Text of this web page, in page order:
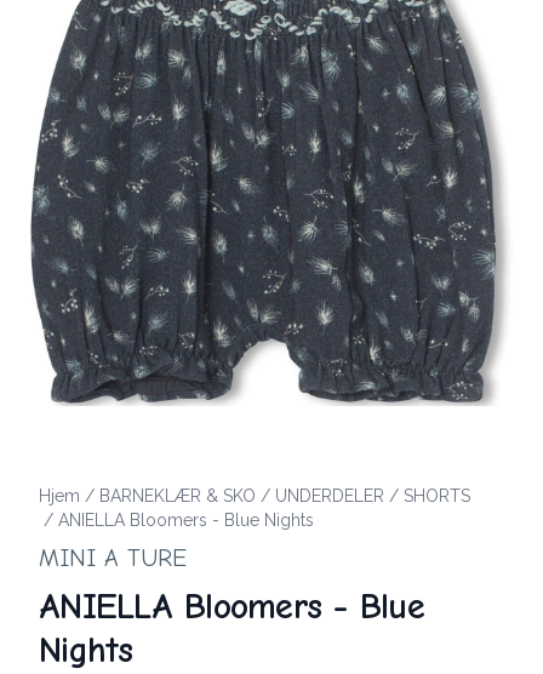
Hjem / BARNEKLÆR & SKO / UNDERDELER / SHORTS
/ ANIELLA Bloomers - Blue Nights
MINI A TURE
ANIELLA Bloomers - Blue
Nights